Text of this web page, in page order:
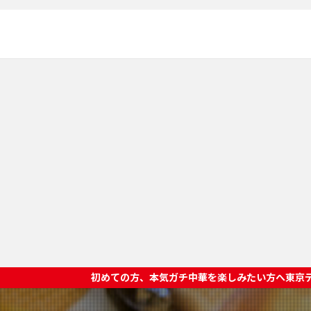
ての方、本気ガチ中華を楽しみたい方へ東京ディープチャイナオスス